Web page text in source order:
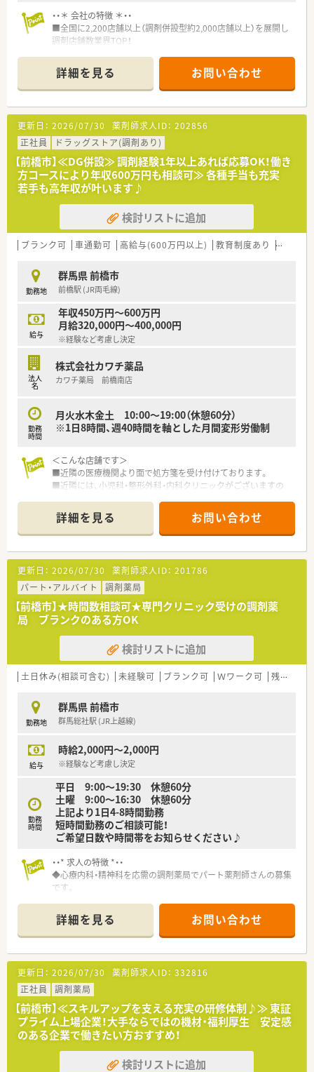
在宅医療にも積極的に対応しており、薬剤師としてのスキルが磨
ける環境です。
健康測定会や地域イベントへも積極参加！
薬剤師がより身近な存在となるよう日々活動されています♪
全社で月間残業10時間以下を目指して取り組んでおり、メリハ
リつけて働きたい方にオススメの環境です♪
また女性薬剤師が多数活躍されており、
妊娠・出産・育児などのライフイベントに最大限の配慮を行って
います。
そのため産休育休後復帰率は100%♪
安心して活躍いただける環境がございます。
＼キャリアアップ／
スペシャリストとして専門性の追求はもちろんのこと、
エリア長や調剤リーダーといった店舗を統括する管理職や、
それぞれの志向にあわせたキャリアがございます♪
社内研修やeラーニングも充実しており、
・・＊ 会社の特徴 ＊・・
■全国に2,200店舗以上（調剤併設型約2,000店舗以上）を展開し
調剤店舗数業界TOP！
頑張り次第で高給与も可能！
■経験や勤務コースによりますが、経験の少ない方でも500万前
半スタートと業界TOP水準！
■職種や職域に合わせ、豊富な社内研修や外部組織と連携した研
修を用意されています
■薬剤師が中心の会社だからこそ活躍できるキャリアパスが多
種多様に用意されています。
■店舗拡大に伴い、エリアマネジャーや営業部長等のマネジメン
トのポジションも増えます。
■在宅や教育等の専門性を活かせるスペシャリストを目指すこ
とも可能です。
■その他にも、管理部門や商品部門等の本社スタッフなど活動領
域は多種多様です。
■在宅実施店舗は年々増加しており、在宅医療へもしっかりと関
わる事ができます。
時短勤務ができるよう変更予定です。
■年間休日が120日とワークライフバランスが整っています
■日用品から常備薬まで、従業員割引制度など嬉しいメリットも
たくさんあります！
詳細を見る お問い合わせ
更新日： 2026/07/30 薬剤師求人ID： 202856
正社員
ドラッグストア(調剤あり)
【前橋市】≪DG併設≫ 調剤経験1年以上あれば応募OK！働き
方コースにより年収600万円も相談可≫ 各種手当も充実
若手も高年収が叶います♪
検討リストに追加
ブランク可 車通勤可 高給与(600万円以上) 教育制度あり 大手チ
勤務地
群馬県 前橋市
前橋駅 (JR両毛線)
給与
年収450万円～600万円
月給320,000円～400,000円
※経験など考慮し決定
法人
名
株式会社カワチ薬品
カワチ薬局 前橋南店
勤務
時間
月火水木金土 10:00～19:00（休憩60分）
※1日8時間、週40時間を軸とした月間変形労働制
＜こんな店舗です＞
■近隣の医療機関より面で処方箋を受け付けております。
■近隣には、小児科・整形外科・内科クリニックがございますの
■採用品目数は1,500品目程度で、機材は電子薬歴・Vマス・円盤
等を採用しています。
■1日の処方枚数は40枚程度。薬剤師さんは5名在籍しておりシ
フトで勤務しております。
■県道13号に面している大型店舗です。駐車場も大きく、来店・
通勤しやすい店舗です。
＜豊富なキャリアプランをご用意＞
■自宅通勤のエリア社員と転居を伴う異動のあるナショナル社
員の2コースからご選択頂きます。
■勤務薬剤師だけでなく、薬局長や管理職、幹部候補としてのキ
ャリアビジョンも描けます。
■OTC店舗では第一類医薬品販売、市販薬の問い合わせ対応、調
剤併設店では調剤・投薬・監査も加わります。
店舗、調剤希望の方は併設店と初期配属店舗についてはご相談が
可能です。
■入社前研修として、入社前半年間は通信教育でチェーンストア
の仕組みやビジネスマナーを習得致します。
事の予備知識や計数管理の基礎を学びます。
■入社1～3年目の方を対象に集中研修もございます。より高度
な技能を身に付け、会社の将来についても理解を深めます。
■他にも店舗でのOJT研修やOTC講座(eラーニング)、DI室との連
携などスキルアップのための教育研修やサポートシステムを用
＜安定経営が強みの企業です！＞
■売上比：小売47.8％、雑貨28.0％、化粧品7.1％、医薬品17.1％
と生活用品の売上が大きく安定した経営が実現できておりま
す。
■診療報酬の改定など年々調剤薬局の収益は厳しい見通しとな
る中で、その他部門で安定収益を得られることはカワチ薬品の強
みとなります。
＜こんな企業です＞
■カワチ薬品は東日本を中心にドラッグストア355店（内調剤併
設型132店）を展開しています。
■「顧客第一主義」を掲げ、お客様に必要とされる店舗を追究し
ており品揃え数も業界随一です。
■「地域の人々の健康を支えたい」という思いを大事にされてい
る方、ぜひご応募ください。
詳細を見る お問い合わせ
更新日： 2026/07/30 薬剤師求人ID： 201786
パート・アルバイト
調剤薬局
【前橋市】★時間数相談可★専門クリニック受けの調剤薬
局 ブランクのある方OK
検討リストに追加
土日休み(相談可含む) 未経験可 ブランク可 Ｗワーク可 残業なし(ほぼなし含む)
勤務地
群馬県 前橋市
群馬総社駅 (JR上越線)
給与
時給2,000円～2,000円
※経験など考慮し決定
勤務
時間
平日 9:00～19:30 休憩60分
土曜 9:00～16:30 休憩60分
上記より1日4-8時間勤務
短時間勤務のご相談可能！
ご希望日数や時間帯をお知らせください♪
・・* 求人の特徴 *・・
◆心療内科・精神科を応需の調剤薬局でパート薬剤師さんの募集
です。
◆時短勤務可能♪曜日や時間数など、お気軽にお問い合わせくだ
さい！
・・＊ 薬局の特徴 ＊・・
■福島県を基点にグループとして全国に200店舗以上展開して
います。
■調剤薬局や介護施設の運営など、幅広い分野から地域医療・福
祉に関わる企業です。
■人とのつながりを大切にしているおり、患者様の笑顔の見える
対応を心がけています。
■研修が充実しており、年2回の社員合同研修も行っています。
詳細を見る お問い合わせ
更新日： 2026/07/30 薬剤師求人ID： 332816
正社員
調剤薬局
【前橋市】≪スキルアップを支える充実の研修体制♪≫ 東証
プライム上場企業！大手ならではの機材・福利厚生 安定感
のある企業で働きたい方おすすめ！
検討リストに追加